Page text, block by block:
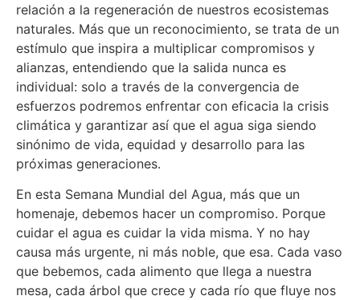
relación a la regeneración de nuestros ecosistemas
naturales. Más que un reconocimiento, se trata de un
estímulo que inspira a multiplicar compromisos y
alianzas, entendiendo que la salida nunca es
individual: solo a través de la convergencia de
esfuerzos podremos enfrentar con eficacia la crisis
climática y garantizar así que el agua siga siendo
sinónimo de vida, equidad y desarrollo para las
próximas generaciones.
En esta Semana Mundial del Agua, más que un
homenaje, debemos hacer un compromiso. Porque
cuidar el agua es cuidar la vida misma. Y no hay
causa más urgente, ni más noble, que esa. Cada vaso
que bebemos, cada alimento que llega a nuestra
mesa, cada árbol que crece y cada río que fluye nos